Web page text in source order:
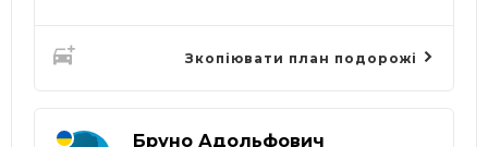
Зкопіювати план подорожі
Бруно Адольфович